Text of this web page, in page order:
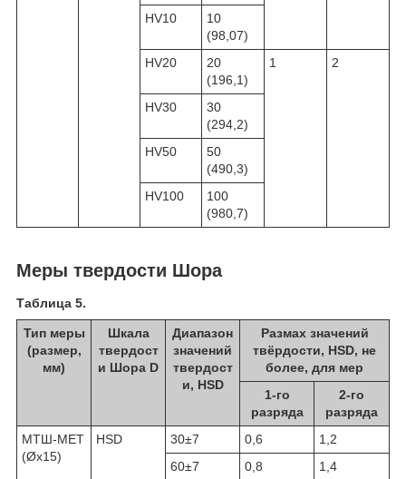
HV10
10
(98,07)
HV20
20
(196,1)
1 2
HV30
30
(294,2)
HV50
50
(490,3)
HV100
100
(980,7)
Меры твердости Шора
Таблица 5.
Тип меры
(размер,
мм)
Шкала
твердост
и Шора D
Диапазон
значений
твердост
и, HSD
Размах значений
твёрдости, HSD, не
более, для мер
1-го
разряда
2-го
разряда
МТШ-МЕТ
(Øх15)
HSD 30±7 0,6
1,2
60±7
0,8
1,4